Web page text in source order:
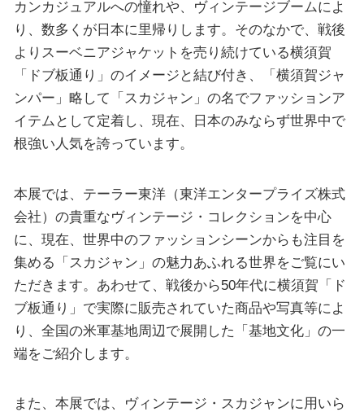
カンカジュアルへの憧れや、ヴィンテージブームによ
り、数多くが日本に里帰りします。そのなかで、戦後
よりスーベニアジャケットを売り続けている横須賀
「ドブ板通り」のイメージと結び付き、「横須賀ジャ
ンパー」略して「スカジャン」の名でファッションア
イテムとして定着し、現在、日本のみならず世界中で
根強い人気を誇っています。
本展では、テーラー東洋（東洋エンタープライズ株式
会社）の貴重なヴィンテージ・コレクションを中心
に、現在、世界中のファッションシーンからも注目を
集める「スカジャン」の魅力あふれる世界をご覧にい
ただきます。あわせて、戦後から50年代に横須賀「ド
ブ板通り」で実際に販売されていた商品や写真等によ
り、全国の米軍基地周辺で展開した「基地文化」の一
端をご紹介します。
また、本展では、ヴィンテージ・スカジャンに用いら